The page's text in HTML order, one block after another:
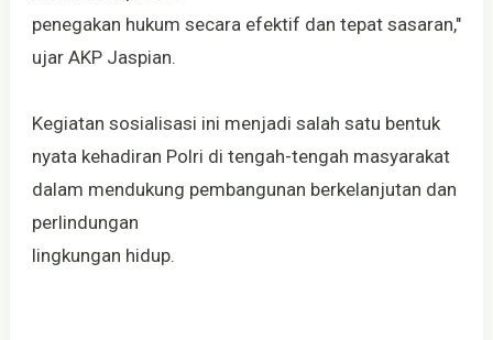
penegakan hukum secara efektif dan tepat sasaran,"
ujar AKP Jaspian.
Kegiatan sosialisasi ini menjadi salah satu bentuk
nyata kehadiran Polri di tengah-tengah masyarakat
dalam mendukung pembangunan berkelanjutan dan
perlindungan
lingkungan hidup.